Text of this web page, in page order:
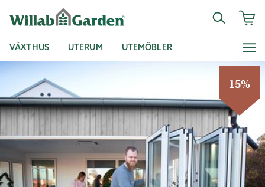
VÄXTHUS UTERUM UTEMÖBLER
15%